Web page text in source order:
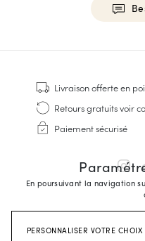
En poursuivant la navigation
PERSONNALISER VOTRE CHOIX
Baskets
Cousu Goodyear
Derbies & Richelieu
Richelieus Homme
Sandales & Espadrilles
Sacoches Business
Livraison offerteen
Retours gratuitsvoir
Paiement sécurisé